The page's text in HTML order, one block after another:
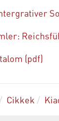
(pdf)
Cikkek